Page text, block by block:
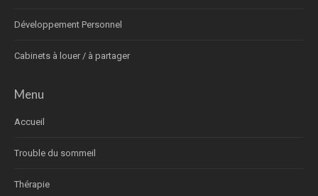
Développement Personnel
Cabinets à louer / à partager
Menu
Accueil
Trouble du sommeil
Thérapie